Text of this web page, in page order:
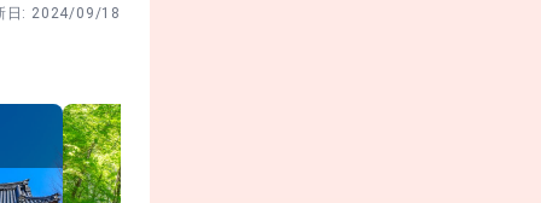
日: 2024/09/18